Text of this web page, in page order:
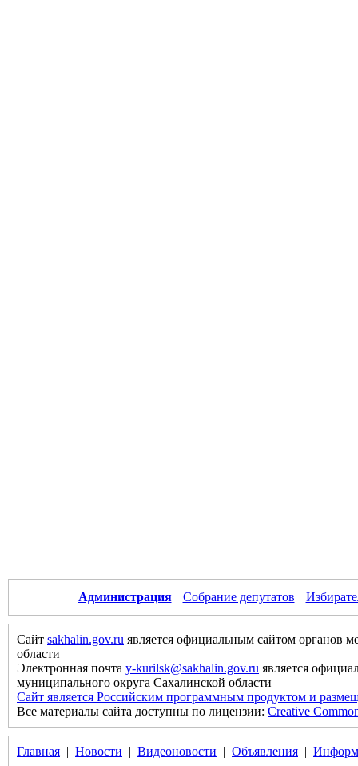
Администрация Собрание депутатов
Сайт sakhalin.gov.ru является официальным сайтом органов
области
Электронная почта y-kurilsk@sakhalin.gov.ru является
муниципального округа Сахалинской области
Сайт является Российским программным продуктом и
Все материалы сайта доступны по лицензии: Creative
Главная | Новости | Видеоновости | Объявления |